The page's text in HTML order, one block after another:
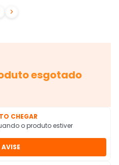

esgotado
CHEGAR
o produto estiver
AVISE